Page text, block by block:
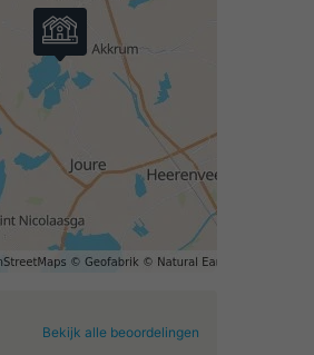
Bekijk alle beoordelingen